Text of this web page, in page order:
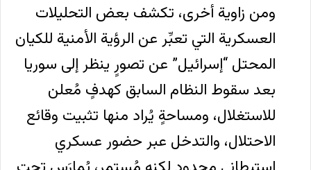
ومن زاوية أخرى، تكشف بعض التحليلات
العسكرية التي تعبِّر عن الرؤية الأمنية للكيان
المحتل “إسرائيل” عن تصورٍ ينظر إلى سوريا
بعد سقوط النظام السابق كهدفٍ مُعلن
للاستغلال، ومساحةٍ يُراد منها تثبيت وقائع
الاحتلال، والتدخل عبر حضور عسكري